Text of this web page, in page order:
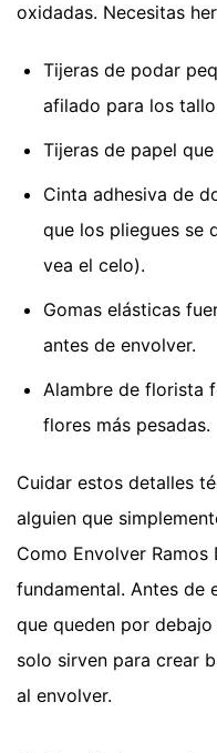
oxidadas. Necesitas
Tijeras de podar
afilado para los
Tijeras de papel
Cinta adhesiva de
que los pliegues se
vea el celo).
Gomas elásticas
antes de envolver.
Alambre de florista
flores más pesadas.
Cuidar estos detalles
alguien que
Como Envolver Ramos
fundamental. Antes de
que queden por
solo sirven para crear
al envolver.